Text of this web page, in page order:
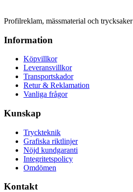
Profilreklam, mässmaterial och
Information
Köpvillkor
Leveransvillkor
Transportskador
Retur & Reklamation
Vanliga frågor
Kunskap
Tryckteknik
Grafiska riktlinjer
Nöjd kundgaranti
Integritetspolicy
Omdömen
Kontakt